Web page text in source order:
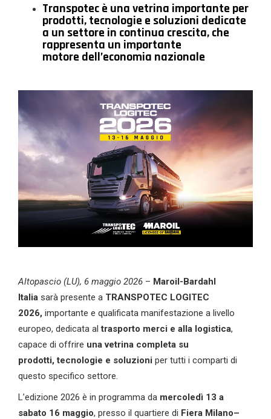
Transpotec è una vetrina importante per
prodotti, tecnologie e soluzioni dedicate
a un settore in continua crescita,che
rappresenta un importante
motore dell’economia nazionale
Altopascio (LU), 6 maggio 2026 – Maroil-Bardahl
Italia sarà presente a TRANSPOTEC LOGITEC
2026, importante e qualificata manifestazione a livello
europeo, dedicata altrasporto merci e alla logistica,
capace di offrire una vetrina completa su
prodotti, tecnologie e soluzioni per tutti i comparti di
questo specifico settore.
L’edizione 2026 è in programma da mercoledì 13 a
sabato 1 6 maggio, presso il quartiere di Fiera Milano–